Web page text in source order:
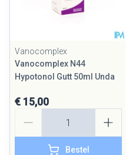
Vanocomplex
Vanocomplex N44
Hypotonol Gutt 50ml Unda
€ 15,00
Bestel